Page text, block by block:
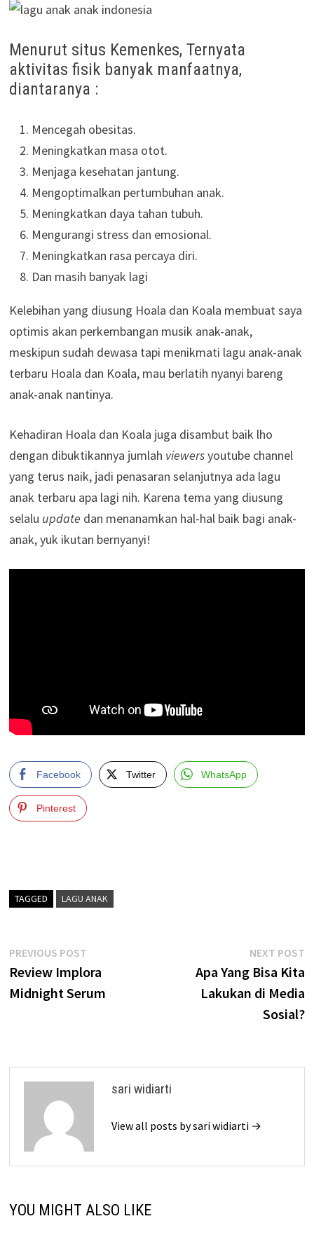
Menurut situs Kemenkes, Ternyata
aktivitas fisik banyak manfaatnya,
diantaranya :
Mencegah obesitas.
Meningkatkan masa otot.
Menjaga kesehatan jantung.
Mengoptimalkan pertumbuhan anak.
Meningkatkan daya tahan tubuh.
Mengurangi stress dan emosional.
Meningkatkan rasa percaya diri.
Dan masih banyak lagi
Kelebihan yang diusung Hoala dan Koala membuat saya
optimis akan perkembangan musik anak-anak,
meskipun sudah dewasa tapi menikmati lagu anak-anak
terbaru Hoala dan Koala, mau berlatih nyanyi bareng
anak-anak nantinya.
Kehadiran Hoala dan Koala juga disambut baik lho
dengan dibuktikannya jumlah viewersyoutube channel
yang terus naik, jadi penasaran selanjutnya ada lagu
anak terbaru apa lagi nih. Karena tema yang diusung
selalu update dan menanamkan hal-hal baik bagi anak-
anak, yuk ikutan bernyanyi!
Facebook Twitter WhatsApp
Pinterest
TAGGED LAGU ANAK
Post
navigation
PREVIOUS POSTPrevious
post:
Review Implora
Midnight Serum
NEXT POST
Apa Yang Bisa Kita
Lakukan di Media
Sosial?
sari widiarti
View all posts by sari widiarti →
YOU MIGHT ALSO LIKE